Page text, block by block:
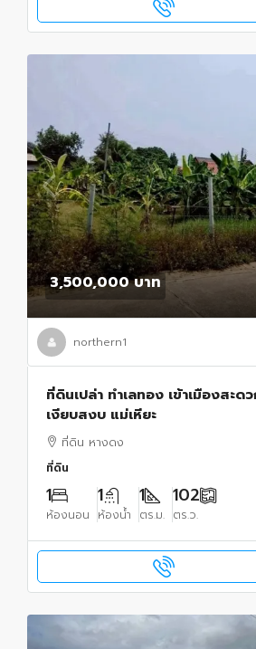
3,500,000 บาท
northern1
ที่ดินเปล่า ทำเลทอง เข้าเมืองสะด
เงียบสงบ แม่เหียะ
ที่ดิน หางดง
ที่ดิน
1
ห้องนอน
1
ห้องน้ำ
1
ตร.ม.
102
ตร.ว.